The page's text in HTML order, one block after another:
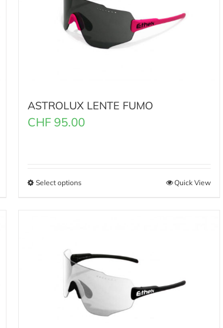
ASTROLUX LENTE FUMO
CHF 95.00
Select options Quick View